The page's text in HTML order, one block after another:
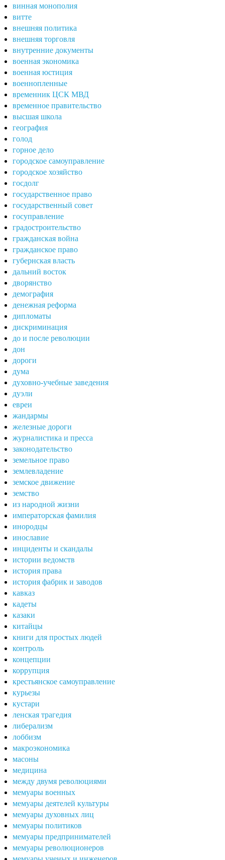
винная монополия
витте
внешняя политика
внешняя торговля
внутренние документы
военная экономика
военная юстиция
военнопленные
временник ЦСК МВД
временное правительство
высшая школа
география
голод
горное дело
городское самоуправление
городское хозяйство
госдолг
государственное право
государственный совет
госуправление
градостроительство
гражданская война
гражданское право
губернская власть
дальний восток
дворянство
демография
денежная реформа
дипломаты
дискриминация
до и после революции
дон
дороги
дума
духовно-учебные заведения
дуэли
евреи
жандармы
железные дороги
журналистика и пресса
законодательство
земельное право
землевладение
земское движение
земство
из народной жизни
императорская фамилия
инородцы
инославие
инциденты и скандалы
истории ведомств
история права
история фабрик и заводов
кавказ
кадеты
казаки
китайцы
книги для простых людей
контроль
концепции
коррупция
крестьянское самоуправление
курьезы
кустари
ленская трагедия
либерализм
лоббизм
макроэкономика
масоны
медицина
между двумя революциями
мемуары военных
мемуары деятелей культуры
мемуары духовных лиц
мемуары политиков
мемуары предпринимателей
мемуары революционеров